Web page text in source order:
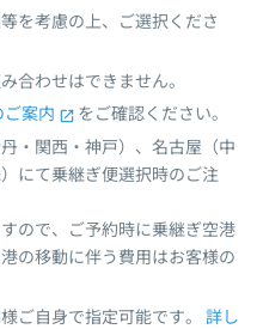
を考慮の上、ご選択くださ
合わせはできません。
ご案内
をご確認ください。
・関西・神戸）、名古屋（中
にて乗継ぎ便選択時のご注
ので、ご予約時に乗継ぎ空港
の移動に伴う費用はお客様の
ご自身で指定可能です。
詳し